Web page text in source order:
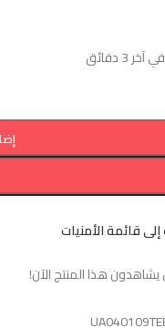
3 دقائق
قائمة الأمنيات
هذا المنتج الآن!